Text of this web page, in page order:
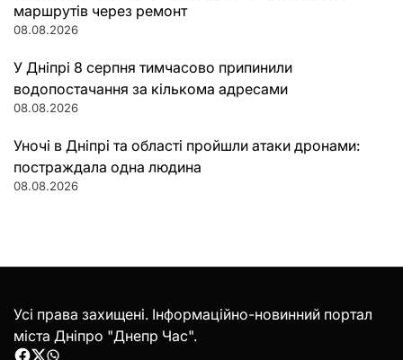
маршрутів через ремонт
08.08.2026
У Дніпрі 8 серпня тимчасово припинили
водопостачання за кількома адресами
08.08.2026
Уночі в Дніпрі та області пройшли атаки дронами:
постраждала одна людина
08.08.2026
Усі права захищені. Інформаційно-новинний портал
міста Дніпро "Днепр Час".